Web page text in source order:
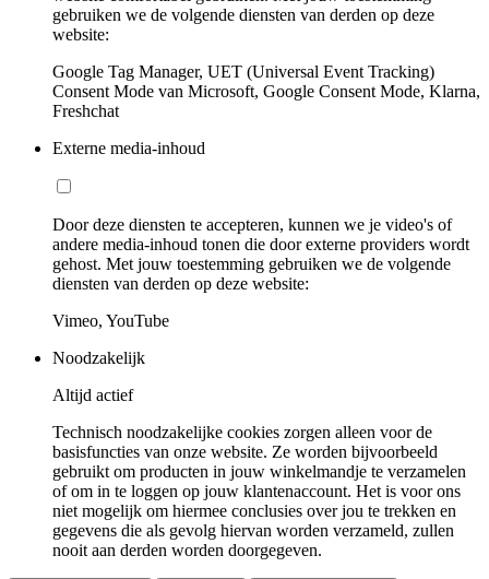
gebruiken we de volgende diensten van derden op deze
website:
Google Tag Manager, UET (Universal Event Tracking)
Consent Mode van Microsoft, Google Consent Mode, Klarna,
Freshchat
Externe media-inhoud
Door deze diensten te accepteren, kunnen we je video's of
andere media-inhoud tonen die door externe providers wordt
gehost. Met jouw toestemming gebruiken we de volgende
diensten van derden op deze website:
Vimeo, YouTube
Noodzakelijk
Altijd actief
Technisch noodzakelijke cookies zorgen alleen voor de
basisfuncties van onze website. Ze worden bijvoorbeeld
gebruikt om producten in jouw winkelmandje te verzamelen
of om in te loggen op jouw klantenaccount. Het is voor ons
niet mogelijk om hiermee conclusies over jou te trekken en
gegevens die als gevolg hiervan worden verzameld, zullen
nooit aan derden worden doorgegeven.